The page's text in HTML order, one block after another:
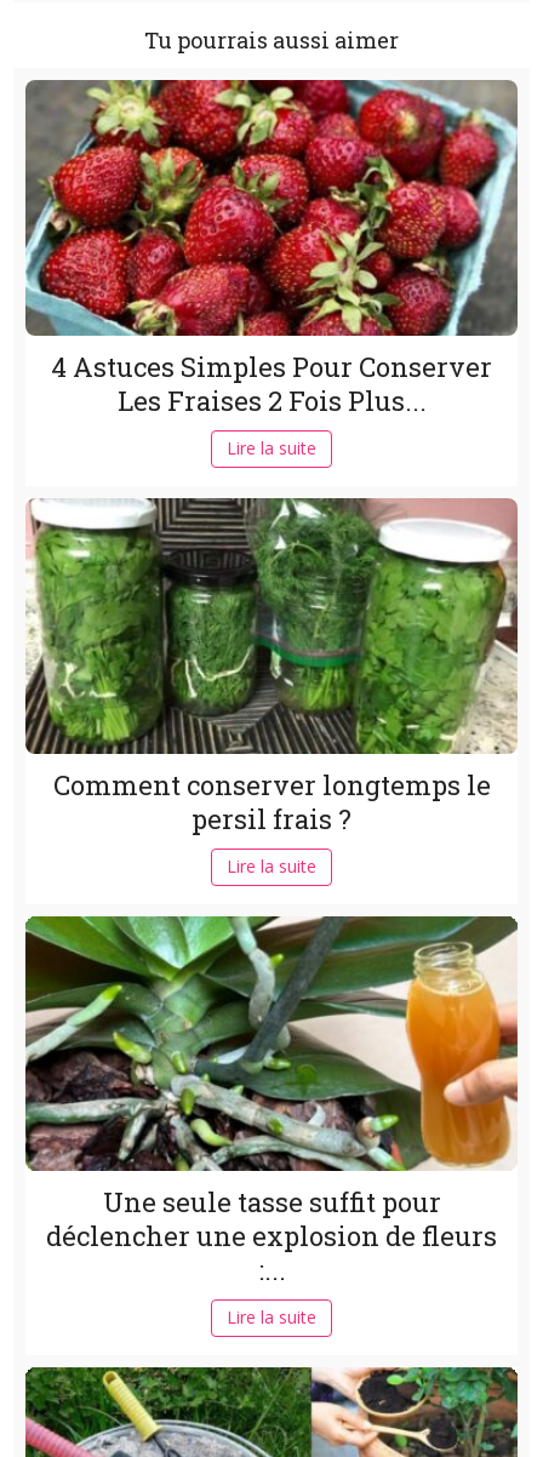
Tu pourrais aussi aimer
4 Astuces Simples Pour Conserver
Les Fraises 2 Fois Plus...
Lire la suite
Comment conserver longtemps le
persil frais ?
Lire la suite
Une seule tasse suffit pour
déclencher une explosion de fleurs
:...
Lire la suite